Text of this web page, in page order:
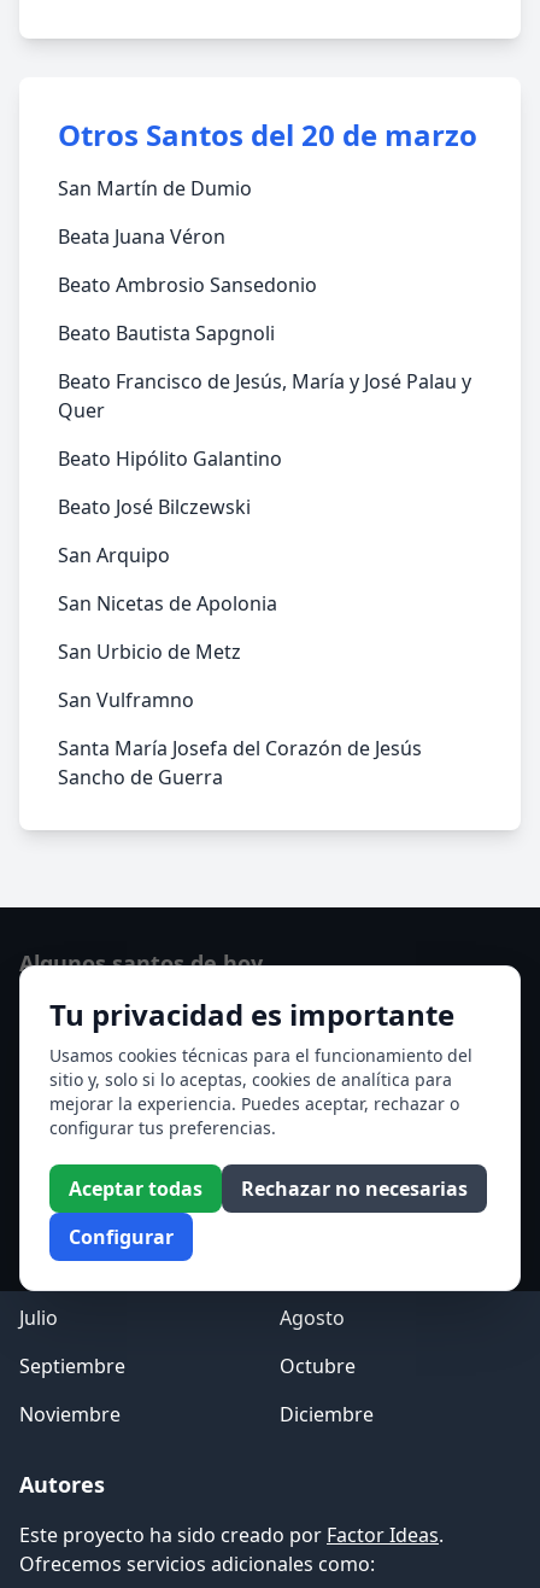
Otros Santos del 20 de marzo
San Martín de Dumio
Beata Juana Véron
Beato Ambrosio Sansedonio
Beato Bautista Sapgnoli
Beato Francisco de Jesús, María y José Palau y
Quer
Beato Hipólito Galantino
Beato José Bilczewski
San Arquipo
San Nicetas de Apolonia
San Urbicio de Metz
San Vulframno
Santa María Josefa del Corazón de Jesús
Sancho de Guerra
Tu privacidad es importante
Usamos cookies técnicas para el funcionamiento del
sitio y, solo si lo aceptas, cookies de analítica para
mejorar la experiencia. Puedes aceptar, rechazar o
configurar tus preferencias.
Aceptar todas
Rechazar no necesarias
Configurar
Algunos santos de hoy
Santo Domingo de Guzmán
Ver todos los santos de hoy
Acceso a los Meses
Enero
Febrero
Marzo
Abril
Mayo
Julio
Agosto
Septiembre
Octubre
Noviembre
Diciembre
Autores
Este proyecto ha sido creado por Factor Ideas.
Ofrecemos servicios adicionales como: